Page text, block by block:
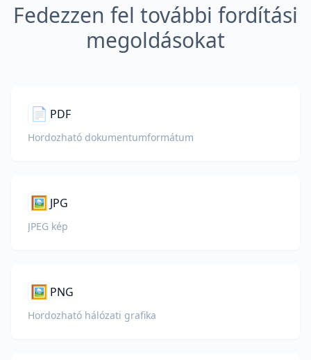
Fedezzen fel további fordítási
megoldásokat
📄 PDF
Hordozható dokumentumformátum
🖼️ JPG
JPEG kép
🖼️ PNG
Hordozható hálózati grafika